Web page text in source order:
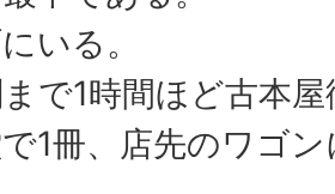
いる。
で1時間ほど古本
1冊、店先のワゴ